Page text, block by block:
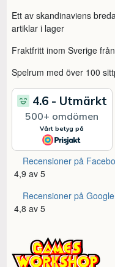
Ett av skandinaviens
artiklar i lager
Fraktfritt inom Sverige
Spelrum med över 100
Recensioner på
4,9 av 5
Recensioner på
4,8 av 5